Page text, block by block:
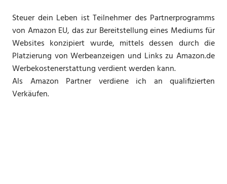
Steuer dein Leben ist Teilnehmer des Partnerprogramms
von Amazon EU, das zur Bereitstellung eines Mediums für
Websites konzipiert wurde, mittels dessen durch die
Platzierung von Werbeanzeigen und Links zu Amazon.de
Werbekostenerstattung verdient werden kann.
Als Amazon Partner verdiene ich an qualifizierten
Verkäufen.